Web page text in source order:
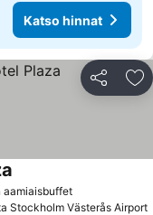
Katso hinnat
Jaa
aamiaisbuffetKatso
Stockholm Västerås Airport